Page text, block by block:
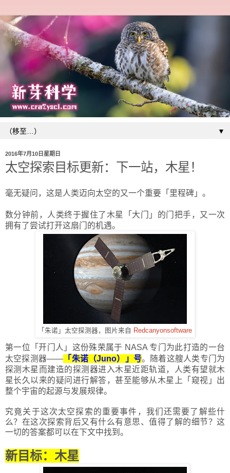
▼
2016年7月10日星期日
太空探索目标更新：下一站，木星！
毫无疑问，这是人类迈向太空的又一个重要 「 里程碑 」 。
数分钟前，人类终于握住了木星 「 大门 」 的门把手，又一次
拥有了尝试打开这扇门的机遇。
「朱诺」太空探测器，图片来自 Redcanyonsoftware
第一位 「开门人 」 这份殊荣属于 NASA 专门为此打造的一台
太空探测器—— 「 朱诺（Juno） 」 号。随着这艘人类专门为
探测木星而建造的探测器进入木星近距轨道，人类有望就木
星长久以来的疑问进行解答，甚至能够从木星上
「 窥视 」 出
整个宇宙的起源与发展规律。
究竟关于这次太空探索的重要事件，我们还需要了解些什
么？在这次探索背后又有什么有意思、值得了解的细节？这
一切的答案都可以在下文中找到。
新目标：木星